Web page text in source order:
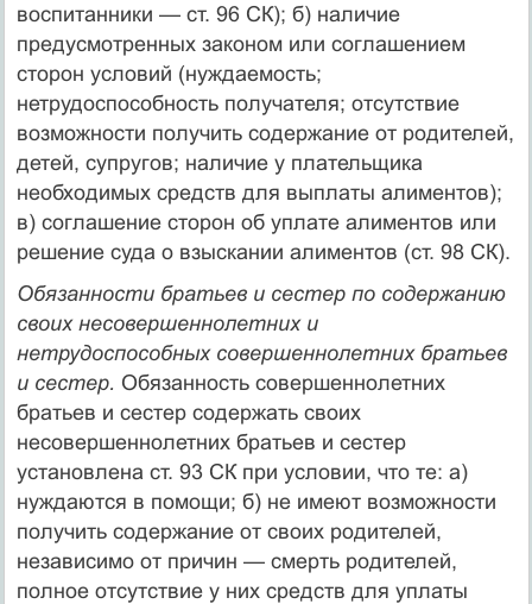
воспитанники — ст. 96 СК); б) наличие
предусмотренных законом или соглаше­нием
сторон условий (нуждаемость;
нетрудоспособность получа­теля; отсутствие
возможности получить содержание от родите­лей,
детей, супругов; наличие у плательщика
необходимых средств для выплаты алиментов);
в) соглашение сторон об уплате алиментов или
решение суда о взыскании алиментов (ст. 98 СК).
Обязанности братьев и сестер по содержанию
своих не­совершеннолетних и
нетрудоспособных совершеннолетних братьев
и сестер. Обязанность совершеннолетних
братьев и сестер содержать своих
несовершеннолетних братьев и сестер
установлена ст. 93 СК при условии, что те: а)
нуждаются в помощи; б) не имеют возможности
получить содержание от своих родителей,
независимо от причин — смерть родителей,
полное отсутствие у них средств для уплаты